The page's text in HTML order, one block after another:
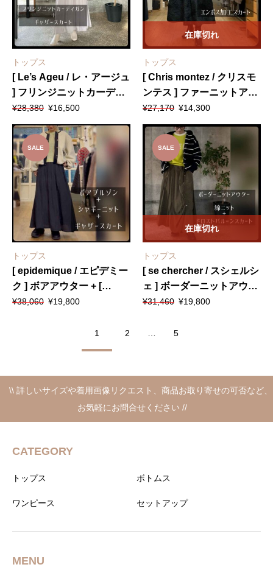
た。
す。
た。
す。
トップス
[ Le’s Ageu / レ・アージュ
] フリンジニットカーディ
ガン + [ Amuelle Rosetta /
アミュエルロゼッタ ] ウエ
ストゴムスカート
¥28,380
元
価
格
は
¥28,380
で
し
た。
¥16,500
現
の
価
格
は
¥16,500
で
す。
トップス
[ Chris montez / クリスモ
ンテス ] ファーニットアウ
ター + [ epidemique / エピ
デミーク ] エンボス加工ス
カート
¥27,170
元
価
¥27,170
で
た。
¥14,300
現
の
¥14,300
す。
在庫切れ
トップス
[ epidemique / エピデミー
ク ] ボアアウター + [
ROSIEE / ロージー ] シャ
Rosetta / アミュエルロゼ
ッタ ] ウエストゴムスカー
¥38,060
元
た。
¥19,800
現
す。
SALE
トップス
[ se chercher / スシェルシ
ェ ] ボーダーニットアウタ
ー + [ epidemique / エピデ
Amuelle Rosetta / アミュ
¥31,460
元
格
た。
¥19,800
現
価
す。
SALE
在庫切れ
1 2 5
\\ 詳しいサイズや着用画像リクエスト、商品お取り寄せの可否など、
お気軽にお問合せください //
CATEGORY
トップス ボトムス
ワンピース セットアップ
MENU